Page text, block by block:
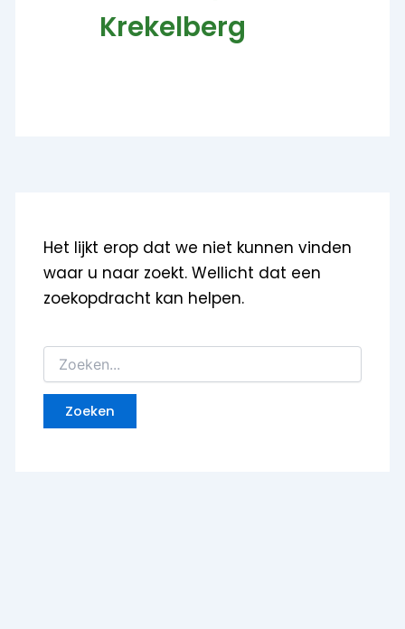
Krekelberg
Het lijkt erop dat we niet kunnen vinden
waar u naar zoekt. Wellicht dat een
zoekopdracht kan helpen.